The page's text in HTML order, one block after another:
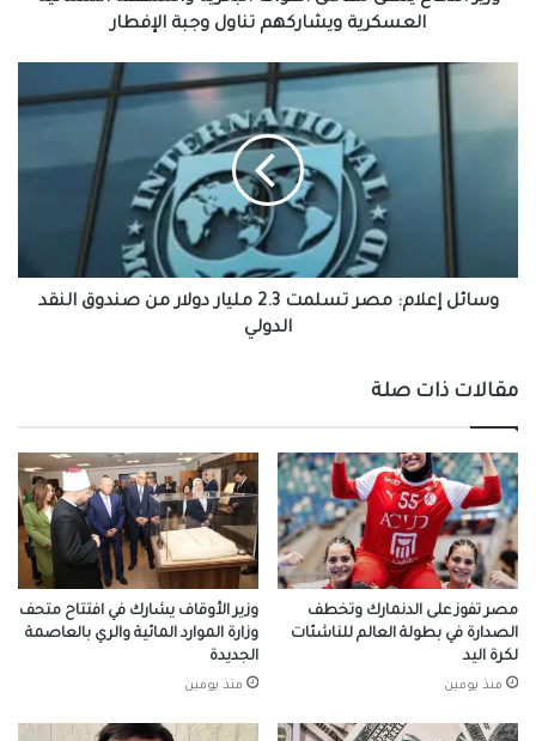
العسكرية ويشاركهم تناول وجبة الإفطار
مصر
صندوق
النقد
وسائل إعلام: مصر تسلمت 2.3 مليار دولار من صندوق النقد
الدولي
مقالات ذات صلة
مصر تفوز على الدنمارك وتخطف
الصدارة في بطولة العالم للناشئات
لكرة اليد
منذ يومين
وزير الأوقاف يشارك في افتتاح متحف
وزارة الموارد المائية والري بالعاصمة
الجديدة
منذ يومين